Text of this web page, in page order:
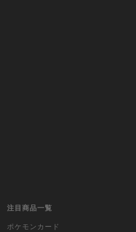
注目商品一覧
ポケモンカード